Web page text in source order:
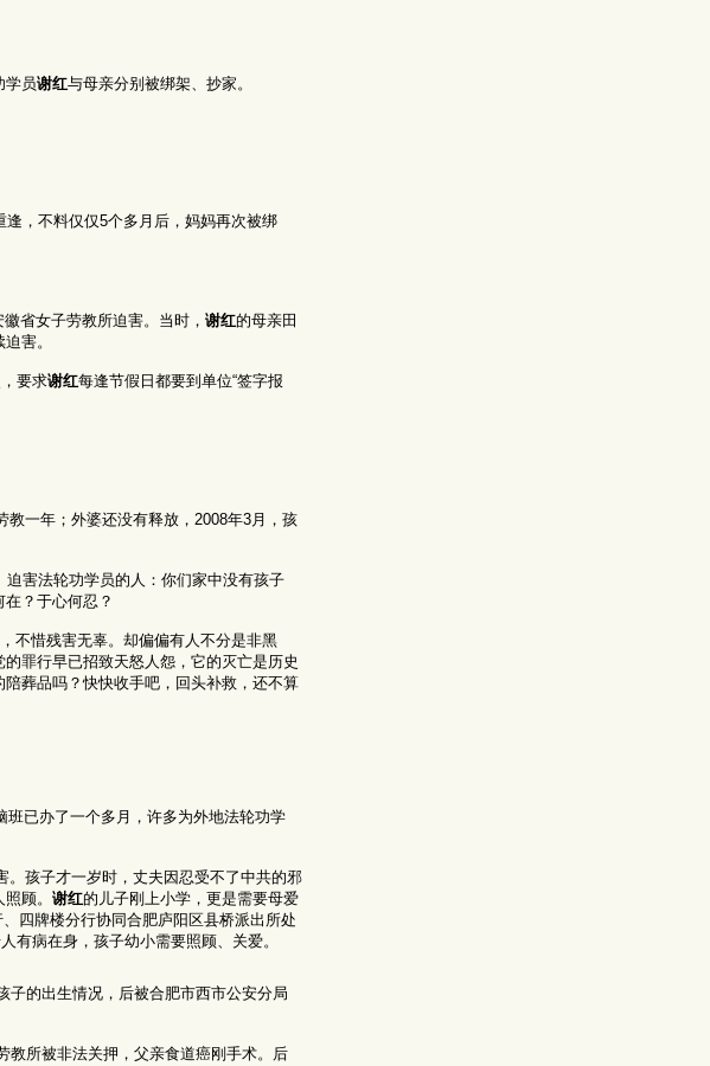
学员谢红与母亲分别被绑架、抄家。
，不料仅仅5个多月后，妈妈再次被绑
省女子劳教所迫害。当时， 谢红的母亲田
害。
要求谢红每逢节假日都要到单位“签字报
一年；外婆还没有释放，2008年3月，孩
害法轮功学员的人：你们家中没有孩子
？于心何忍？
不惜残害无辜。却偏偏有人不分是非黑
罪行早已招致天怒人怨，它的灭亡是历史
葬品吗？快快收手吧，回头补救，还不算
已办了一个多月，许多为外地法轮功学
。孩子才一岁时，丈夫因忍受不了中共的邪
顾。 谢红的儿子刚上小学，更是需要母爱
四牌楼分行协同合肥庐阳区县桥派出所处
有病在身，孩子幼小需要照顾、关爱。
子的出生情况，后被合肥市西市公安分局
教所被非法关押，父亲食道癌刚手术。后